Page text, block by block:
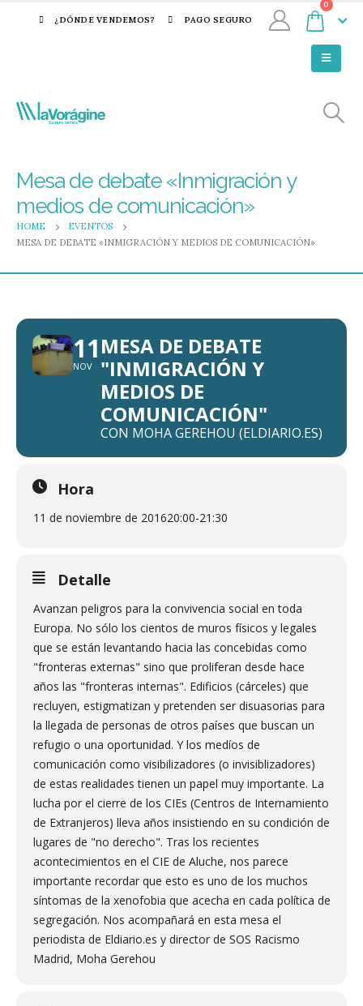
¿DÓNDE VENDEMOS? PAGO SEGURO
0
Mesa de debate «Inmigración y
medios de comunicación»
HOME
EVENTOS
MESA DE DEBATE «INMIGRACIÓN Y MEDIOS DE COMUNICACIÓN»
11
NOV
MESA DE DEBATE
"INMIGRACIÓN Y
MEDIOS DE
COMUNICACIÓN"
CON MOHA GEREHOU (ELDIARIO.ES)
Hora
11 de noviembre de 201620:00-21:30
Detalle
Avanzan peligros para la convivencia social en toda
Europa. No sólo los cientos de muros físicos y legales
que se están levantando hacia las concebidas como
"fronteras externas" sino que proliferan desde hace
años las "fronteras internas". Edificios (cárceles) que
recluyen, estigmatizan y pretenden ser disuasorias para
la llegada de personas de otros países que buscan un
refugio o una oportunidad. Y los medíos de
comunicación como visibilizadores (o invisiblizadores)
de estas realidades tienen un papel muy importante. La
lucha por el cierre de los CIEs (Centros de Internamiento
de Extranjeros) lleva años insistiendo en su condición de
lugares de "no derecho". Tras los recientes
acontecimientos en el CIE de Aluche, nos parece
importante recordar que esto es uno de los muchos
síntomas de la xenofobia que acecha en cada política de
segregación. Nos acompañará en esta mesa el
periodista de Eldiario.es y director de SOS Racismo
Madrid, Moha Gerehou